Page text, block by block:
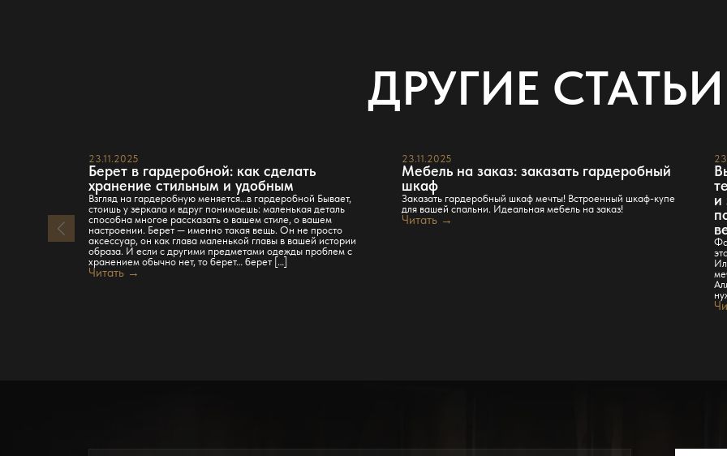
ДРУГИЕ СТАТЬИ
23.11.2025
Берет в гардеробной: как сделать
хранение стильным и удобным
Взгляд на гардеробную меняется…в гардеробной Бывает,
стоишь у зеркала и вдруг понимаешь: маленькая деталь
способна многое рассказать о вашем стиле, о вашем
настроении. Берет — именно такая вещь. Он не просто
аксессуар, он как глава маленькой главы в вашей истории
образа. И если с другими предметами одежды проблем с
хранением обычно нет, то берет… берет […]
Читать →
23.11.2025
Мебель на заказ: заказать гардеробный
шкаф
Заказать гардеробный шкаф мечты! Встроенный шкаф-купе
для вашей спальни. Идеальная мебель на заказ!
Читать →
и